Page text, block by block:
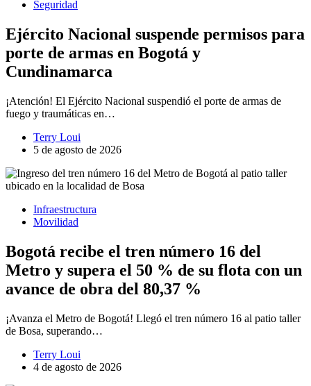
Seguridad
Ejército Nacional suspende permisos para
porte de armas en Bogotá y
Cundinamarca
¡Atención! El Ejército Nacional suspendió el porte de armas de
fuego y traumáticas en…
Terry Loui
5 de agosto de 2026
Infraestructura
Movilidad
Bogotá recibe el tren número 16 del
Metro y supera el 50 % de su flota con un
avance de obra del 80,37 %
¡Avanza el Metro de Bogotá! Llegó el tren número 16 al patio taller
de Bosa, superando…
Terry Loui
4 de agosto de 2026